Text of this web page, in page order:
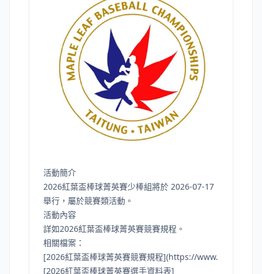
活動簡介
2026紅葉盃棒球菁英賽少棒組將於 2026-07-17
舉行，屬於競賽類活動。
活動內容
詳如2026紅葉盃棒球菁英賽競賽規程。
相關檔案：
[2026紅葉盃棒球菁英賽競賽規程](https://www.
[2026紅葉盃棒球菁英賽選手資料表]